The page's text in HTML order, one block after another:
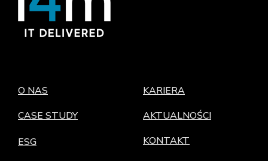
O NAS
CASE STUDY
ESG
KARIERA
AKTUALNOŚCI
KONTAKT